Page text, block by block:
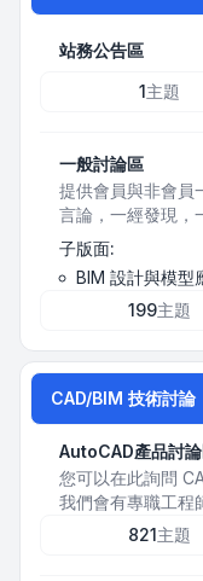
站務公告區
1主題
一般討論區
提供會員與非會員
言論，一經發現，
子版面:
BIM 設計與模型
199主題
CAD/BIM 技術討論
AutoCAD產品討
您可以在此詢問
我們會有專職工程
821主題